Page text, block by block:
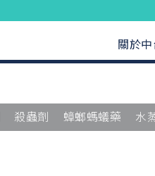
關於
殺蟲劑 蟑螂螞蟻藥 水